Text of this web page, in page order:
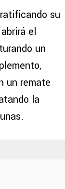
su
el
un
un remate
la